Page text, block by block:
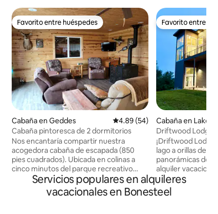
Favorito entre huéspedes
Favorito entre huéspedes
Cabaña en Geddes Calificación promedio: 4.89 de
4.89 (54)
Cabaña pintoresca de 2 dormitorios
Nos encantaría compartir nuestra
acogedora cabaña de escapada (850
pies cuadrados). Ubicada en colinas a
cinco minutos del parque recreativo
Pease Creek y del río Missouri. Relájate
en el patio o disfruta de actividades al
aire libre como paseos en bote,
Favorito entre
Favorito entre
Cabaña en Lake
Driftwood Lodge:
¡Driftwood Lodge
lago a orillas del
panorámicas de
alquiler
se encuentra en
la zona del
está a poca
Servicios populares en alquileres
vacacionales en Bonesteel